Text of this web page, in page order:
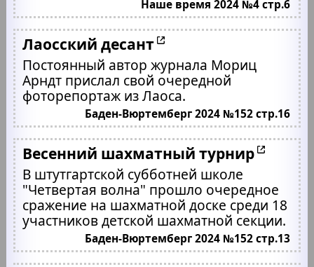
Наше время 2024 №4 стр.6
Лаосский десант
Постоянный автор журнала Мориц
Арндт прислал свой очередной
фоторепортаж из Лаоса.
Баден-Вюртемберг 2024 №152 стр.16
Весенний шахматный турнир
В штутгартской субботней школе
"Четвертая волна" прошло очередное
сражение на шахматной доске среди 18
участников детской шахматной секции.
Баден-Вюртемберг 2024 №152 стр.13